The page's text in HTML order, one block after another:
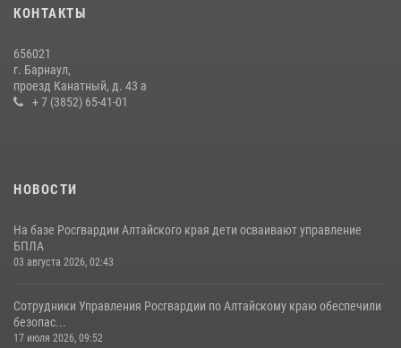
КОНТАКТЫ
656021
г. Барнаул,
проезд Канатный, д. 43 а
+ 7 (3852) 65-41-01
НОВОСТИ
На базе Росгвардии Алтайского края дети осваивают управление
БПЛА
03 августа 2026, 02:43
Сотрудники Управления Росгвардии по Алтайскому краю обеспечили
безопас...
17 июля 2026, 09:52